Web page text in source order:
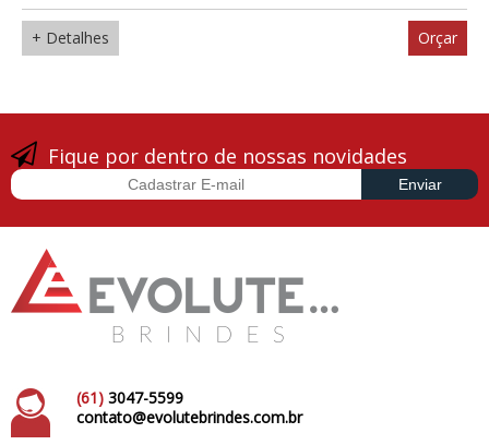
+ Detalhes Orçar
Fique por dentro de nossas novidades
(61) 3047-5599
contato@evolutebrindes.com.br